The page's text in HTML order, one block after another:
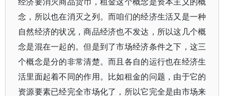
念，所以也在消灭之列。而咱们的经济生活又是一种
自然经济的状况，商品经济也不发达，所以这几个概
念是混在一起的。但是到了市场经济条件之下，这三
个概念是分的非常清楚。而且各自的运行也在经济生
活里面起着不同的作用。比如租金的问题，由于它的
资源要素已经完全市场化了，所以它完全是由市场来